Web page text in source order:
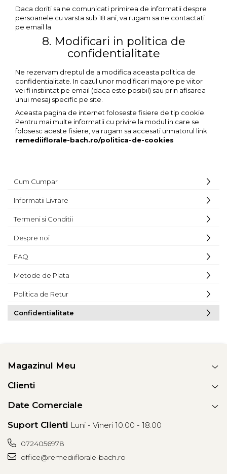
Daca doriti sa ne comunicati primirea de informatii despre
persoanele cu varsta sub 18 ani, va rugam sa ne contactati
pe email la
8. Modificari in politica de
confidentialitate
Ne rezervam dreptul de a modifica aceasta politica de
confidentialitate. In cazul unor modificari majore pe viitor
vei fi instiintat pe email (daca este posibil) sau prin afisarea
unui mesaj specific pe site.
Aceasta pagina de internet foloseste fisiere de tip cookie.
Pentru mai multe informatii cu privire la modul in care se
folosesc aceste fisiere, va rugam sa accesati urmatorul link:
remediiflorale-bach.ro/politica-de-cookies
Cum Cumpar
Informatii Livrare
Termeni si Conditii
Despre noi
FAQ
Metode de Plata
Politica de Retur
Confidentialitate
Magazinul Meu
Clienti
Date Comerciale
Suport Clienti Luni - Vineri 10.00 - 18.00
0724056978
office@remediiflorale-bach.ro